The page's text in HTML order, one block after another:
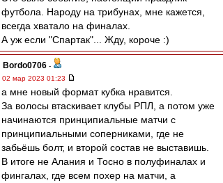
футбола. Народу на трибунах, мне кажется,
всегда хватало на финалах.
А уж если "Спартак"... Жду, короче :)
Bordo0706 -
02 мар 2023 01:23
а мне новый формат кубка нравится.
За волосы втаскивает клубы РПЛ, а потом уже
начинаются принципиальные матчи с
принципиальными соперниками, где не
забьёшь болт, и второй состав не выставишь.
В итоге не Алания и Тосно в полуфиналах и
фингалах, где всем похер на матчи, а